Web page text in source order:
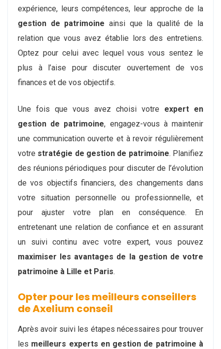
expérience, leurs compétences, leur approche de la
gestion de patrimoine ainsi que la qualité de la
relation que vous avez établie lors des entretiens.
Optez pour celui avec lequel vous vous sentez le
plus à l’aise pour discuter ouvertement de vos
finances et de vos objectifs.
Une fois que vous avez choisi votre expert en
gestion de patrimoine, engagez-vous à maintenir
une communication ouverte et à revoir régulièrement
votre stratégie de gestion de patrimoine. Planifiez
des réunions périodiques pour discuter de l’évolution
de vos objectifs financiers, des changements dans
votre situation personnelle ou professionnelle, et
pour ajuster votre plan en conséquence. En
entretenant une relation de confiance et en assurant
un suivi continu avec votre expert, vous pouvez
maximiser les avantages de la gestion de votre
patrimoine à Lille et Paris.
Opter pour les meilleurs conseillers
de Axelium conseil
Après avoir suivi les étapes nécessaires pour trouver
les meilleurs experts en gestion de patrimoine à